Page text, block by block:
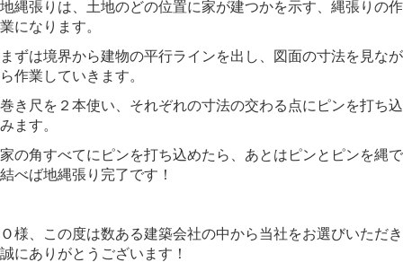
地縄張りは、土地のどの位置に家が建つかを示す、縄張りの作
業になります。
まずは境界から建物の平行ラインを出し、図面の寸法を見なが
ら作業していきます。
巻き尺を２本使い、それぞれの寸法の交わる点にピンを打ち込
みます。
家の角すべてにピンを打ち込めたら、あとはピンとピンを縄で
結べば地縄張り完了です！
Ｏ様、この度は数ある建築会社の中から当社をお選びいただき
誠にありがとうございます！